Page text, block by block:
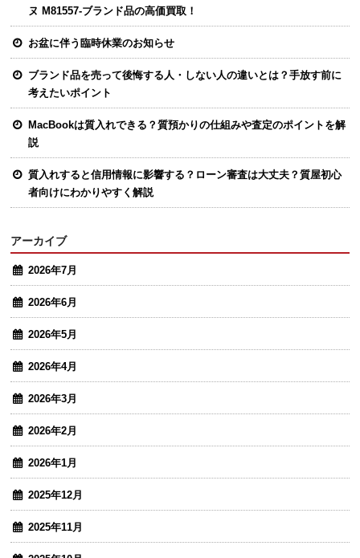
ヌ M81557-ブランド品の高価買取！
お盆に伴う臨時休業のお知らせ
ブランド品を売って後悔する人・しない人の違いとは？手放す前に
考えたいポイント
MacBookは質入れできる？質預かりの仕組みや査定のポイントを解
説
質入れすると信用情報に影響する？ローン審査は大丈夫？質屋初心
者向けにわかりやすく解説
アーカイブ
2026年7月
2026年6月
2026年5月
2026年4月
2026年3月
2026年2月
2026年1月
2025年12月
2025年11月